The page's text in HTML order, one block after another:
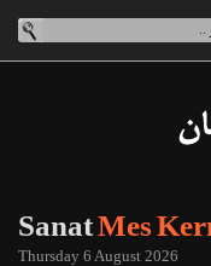
SanatMes
Thursday 6 August 2026